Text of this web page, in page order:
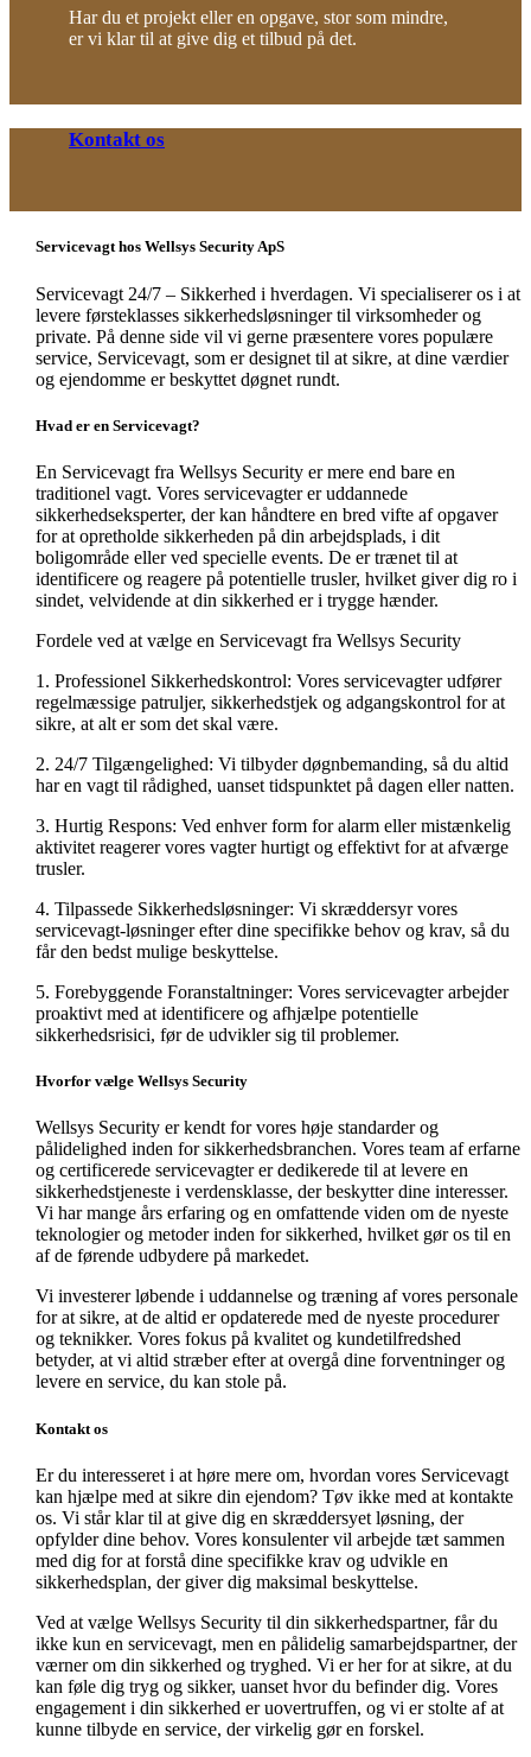
Har du et projekt eller en opgave, stor som mindre,
er vi klar til at give dig et tilbud på det.
Kontakt os
Servicevagt hos Wellsys Security ApS
Servicevagt 24/7 – Sikkerhed i hverdagen. Vi specialiserer os i at
levere førsteklasses sikkerhedsløsninger til virksomheder og
private. På denne side vil vi gerne præsentere vores populære
service, Servicevagt, som er designet til at sikre, at dine værdier
og ejendomme er beskyttet døgnet rundt.
Hvad er en Servicevagt?
En Servicevagt fra Wellsys Security er mere end bare en
traditionel vagt. Vores servicevagter er uddannede
sikkerhedseksperter, der kan håndtere en bred vifte af opgaver
for at opretholde sikkerheden på din arbejdsplads, i dit
boligområde eller ved specielle events. De er trænet til at
identificere og reagere på potentielle trusler, hvilket giver dig ro i
sindet, velvidende at din sikkerhed er i trygge hænder.
Fordele ved at vælge en Servicevagt fra Wellsys Security
1. Professionel Sikkerhedskontrol: Vores servicevagter udfører
regelmæssige patruljer, sikkerhedstjek og adgangskontrol for at
sikre, at alt er som det skal være.
2. 24/7 Tilgængelighed: Vi tilbyder døgnbemanding, så du altid
har en vagt til rådighed, uanset tidspunktet på dagen eller natten.
3. Hurtig Respons: Ved enhver form for alarm eller mistænkelig
aktivitet reagerer vores vagter hurtigt og effektivt for at afværge
trusler.
4. Tilpassede Sikkerhedsløsninger: Vi skræddersyr vores
servicevagt-løsninger efter dine specifikke behov og krav, så du
får den bedst mulige beskyttelse.
5. Forebyggende Foranstaltninger: Vores servicevagter arbejder
proaktivt med at identificere og afhjælpe potentielle
sikkerhedsrisici, før de udvikler sig til problemer.
Hvorfor vælge Wellsys Security
Wellsys Security er kendt for vores høje standarder og
pålidelighed inden for sikkerhedsbranchen. Vores team af erfarne
og certificerede servicevagter er dedikerede til at levere en
sikkerhedstjeneste i verdensklasse, der beskytter dine interesser.
Vi har mange års erfaring og en omfattende viden om de nyeste
teknologier og metoder inden for sikkerhed, hvilket gør os til en
af de førende udbydere på markedet.
Vi investerer løbende i uddannelse og træning af vores personale
for at sikre, at de altid er opdaterede med de nyeste procedurer
og teknikker. Vores fokus på kvalitet og kundetilfredshed
betyder, at vi altid stræber efter at overgå dine forventninger og
levere en service, du kan stole på.
Kontakt os
Er du interesseret i at høre mere om, hvordan vores Servicevagt
kan hjælpe med at sikre din ejendom? Tøv ikke med at kontakte
os. Vi står klar til at give dig en skræddersyet løsning, der
opfylder dine behov. Vores konsulenter vil arbejde tæt sammen
med dig for at forstå dine specifikke krav og udvikle en
sikkerhedsplan, der giver dig maksimal beskyttelse.
Ved at vælge Wellsys Security til din sikkerhedspartner, får du
ikke kun en servicevagt, men en pålidelig samarbejdspartner, der
værner om din sikkerhed og tryghed. Vi er her for at sikre, at du
kan føle dig tryg og sikker, uanset hvor du befinder dig. Vores
engagement i din sikkerhed er uovertruffen, og vi er stolte af at
kunne tilbyde en service, der virkelig gør en forskel.